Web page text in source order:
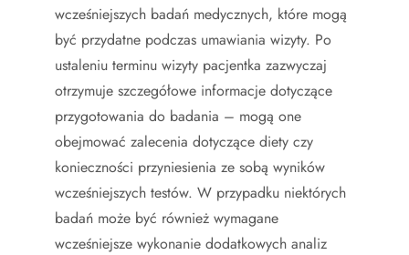
wcześniejszych badań medycznych, które mogą
być przydatne podczas umawiania wizyty. Po
ustaleniu terminu wizyty pacjentka zazwyczaj
otrzymuje szczegółowe informacje dotyczące
przygotowania do badania – mogą one
obejmować zalecenia dotyczące diety czy
konieczności przyniesienia ze sobą wyników
wcześniejszych testów. W przypadku niektórych
badań może być również wymagane
wcześniejsze wykonanie dodatkowych analiz